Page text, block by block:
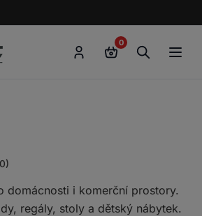
0
domácnosti i komerční prostory.
regály, stoly a dětský nábytek.